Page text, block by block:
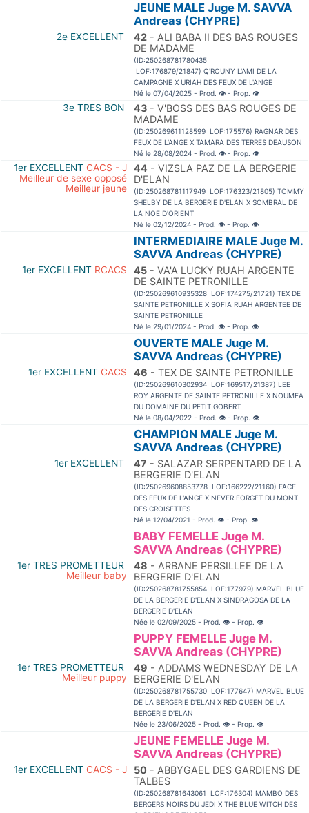
JEUNE MALE Juge M. SAVVA
Andreas (CHYPRE)
2e EXCELLENT 42 - ALI BABA II DES BAS ROUGES
DE MADAME
(ID:250268781780435
LOF:176879/21847) Q'ROUNY L'AMI DE LA
CAMPAGNE X URIAH DES FEUX DE L'ANGE
Né le 07/04/2025 - Prod. 👁 - Prop. 👁
3e TRES BON 43 - V'BOSS DES BAS ROUGES DE
MADAME
(ID:250269611128599 LOF:175576) RAGNAR DES
FEUX DE L'ANGE X TAMARA DES TERRES DEAUSON
Né le 28/08/2024 - Prod. 👁 - Prop. 👁
1er EXCELLENT CACS - J
Meilleur de sexe opposé
Meilleur jeune
44 - VIZSLA PAZ DE LA BERGERIE
D'ELAN
(ID:250268781117949 LOF:176323/21805) TOMMY
SHELBY DE LA BERGERIE D'ELAN X SOMBRAL DE
LA NOE D'ORIENT
Né le 02/12/2024 - Prod. 👁 - Prop. 👁
INTERMEDIAIRE MALE Juge M.
SAVVA Andreas (CHYPRE)
1er EXCELLENT RCACS 45 - VA'A LUCKY RUAH ARGENTE
DE SAINTE PETRONILLE
(ID:250269610935328 LOF:174275/21721) TEX DE
SAINTE PETRONILLE X SOFIA RUAH ARGENTEE DE
SAINTE PETRONILLE
Né le 29/01/2024 - Prod. 👁 - Prop. 👁
OUVERTE MALE Juge M.
SAVVA Andreas (CHYPRE)
1er EXCELLENT CACS 46 - TEX DE SAINTE PETRONILLE
(ID:250269610302934 LOF:169517/21387) LEE
ROY ARGENTE DE SAINTE PETRONILLE X NOUMEA
DU DOMAINE DU PETIT GOBERT
Né le 08/04/2022 - Prod. 👁 - Prop. 👁
CHAMPION MALE Juge M.
SAVVA Andreas (CHYPRE)
1er EXCELLENT 47 - SALAZAR SERPENTARD DE LA
BERGERIE D'ELAN
(ID:250269608853778 LOF:166222/21160) FACE
DES FEUX DE L'ANGE X NEVER FORGET DU MONT
DES CROISETTES
Né le 12/04/2021 - Prod. 👁 - Prop. 👁
BABY FEMELLE Juge M.
SAVVA Andreas (CHYPRE)
1er TRES PROMETTEUR
Meilleur baby
48 - ARBANE PERSILLEE DE LA
BERGERIE D'ELAN
(ID:250268781755854 LOF:177979) MARVEL BLUE
DE LA BERGERIE D'ELAN X SINDRAGOSA DE LA
BERGERIE D'ELAN
Née le 02/09/2025 - Prod. 👁 - Prop. 👁
PUPPY FEMELLE Juge M.
SAVVA Andreas (CHYPRE)
1er TRES PROMETTEUR
Meilleur puppy
49 - ADDAMS WEDNESDAY DE LA
BERGERIE D'ELAN
(ID:250268781755730 LOF:177647) MARVEL BLUE
DE LA BERGERIE D'ELAN X RED QUEEN DE LA
BERGERIE D'ELAN
Née le 23/06/2025 - Prod. 👁 - Prop. 👁
JEUNE FEMELLE Juge M.
SAVVA Andreas (CHYPRE)
1er EXCELLENT CACS - J 50 - ABBYGAEL DES GARDIENS DE
TALBES
(ID:250268781643061 LOF:176304) MAMBO DES
BERGERS NOIRS DU JEDI X THE BLUE WITCH DES